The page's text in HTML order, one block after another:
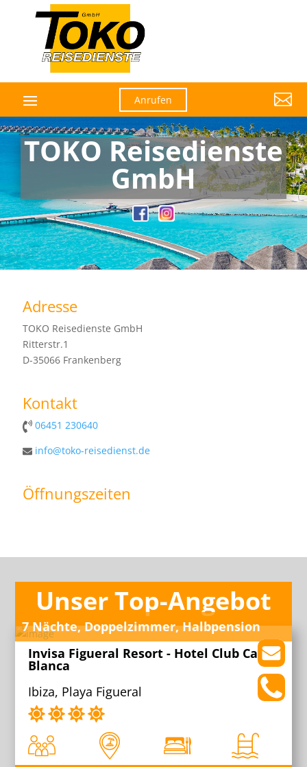
Anrufen 
TOKO Reisedienste
GmbH
Adresse
TOKO Reisedienste GmbH
Ritterstr.1
D-35066 Frankenberg
Kontakt
06451 230640
info@toko-reisedienst.de
Öffnungszeiten
Unser Top-Angebot
7 Nächte, Doppelzimmer, Halbpension
Invisa Figueral Resort - Hotel Club Cala
Blanca
Ibiza, Playa Figueral